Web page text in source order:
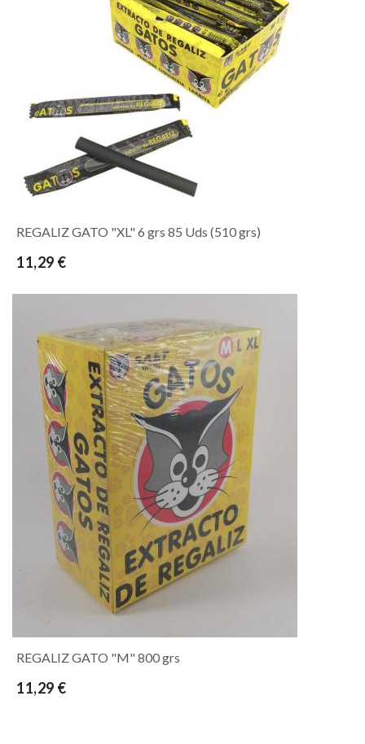
REGALIZ GATO "XL" 6 grs 85 Uds (510 grs)
11,29 €
REGALIZ GATO "M" 800 grs
11,29 €